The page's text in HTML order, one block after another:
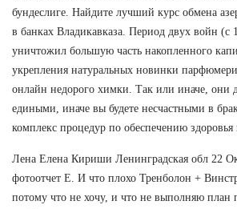
бундеслиге. Найдите лучший курс обмена
в банках Владикавказа. Период двух войн (с
уничтожил большую часть накопленного
укрепления натуральных новинки
онлайн недорого химки. Так или иначе, они
едиными, иначе вы будете несчастными в
комплекс процедур по обеспечению здоровья
Лена Елена Кириши Ленинградская обл 22
фотоотчет Е. И что плохо Тренболон +
потому что не хочу, и что не выполняю план